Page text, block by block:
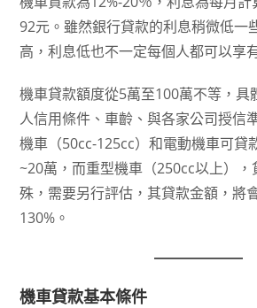
92元。雖然銀行貸款的利息稍微低一
高，利息低也不一定每個人都可以享
機車貸款額度從5萬至100萬不等，具
人信用條件、車齡、與各家公司授信
機車（50cc-125cc）和電動機車可貸
~20萬，而重型機車（250cc以上）
殊，需要另行評估，其貸款金額，將
130%。
機車貸款基本條件